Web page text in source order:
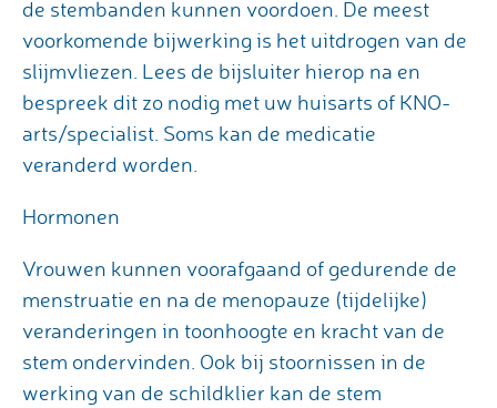
de stembanden kunnen voordoen. De meest
voorkomende bijwerking is het uitdrogen van de
slijmvliezen. Lees de bijsluiter hierop na en
bespreek dit zo nodig met uw huisarts of KNO-
arts/specialist. Soms kan de medicatie
veranderd worden.
Hormonen
Vrouwen kunnen voorafgaand of gedurende de
menstruatie en na de menopauze (tijdelijke)
veranderingen in toonhoogte en kracht van de
stem ondervinden. Ook bij stoornissen in de
werking van de schildklier kan de stem